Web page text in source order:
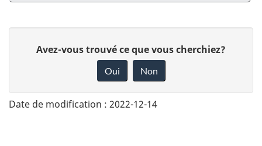
n
Avez-vous trouvé ce que vous cherchiez?
Oui Non
Date de modification : 2022-12-14